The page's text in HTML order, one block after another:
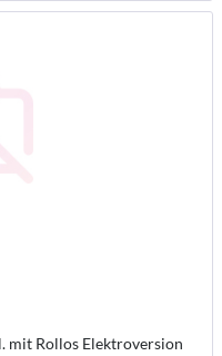
mit Rollos Elektroversion